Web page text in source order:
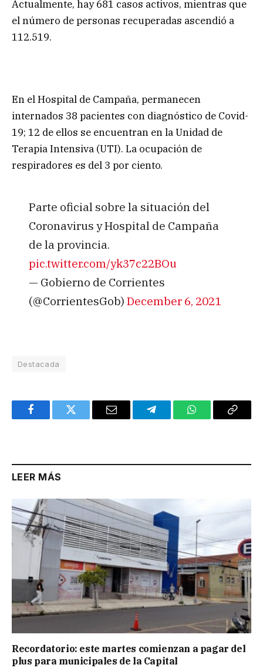
Actualmente, hay 681 casos activos, mientras que
el número de personas recuperadas ascendió a
112.519.
En el Hospital de Campaña, permanecen
internados 38 pacientes con diagnóstico de Covid-
19; 12 de ellos se encuentran en la Unidad de
Terapia Intensiva (UTI). La ocupación de
respiradores es del 3 por ciento.
Parte oficial sobre la situación del
Coronavirus y Hospital de Campaña
de la provincia.
pic.twitter.com/yk37c22BOu
— Gobierno de Corrientes
(@CorrientesGob) December 6, 2021
Destacada
FacebookTwitter Email TelegramWhatsAppCopy
LEER MÁS
Recordatorio: este martes comienzan a pagar del
plus para municipales de la Capital